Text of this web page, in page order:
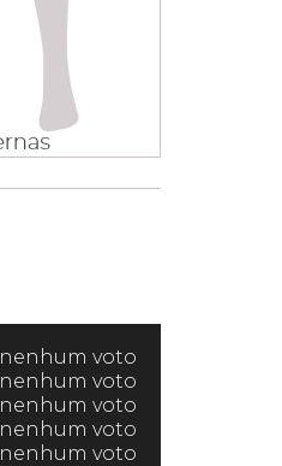
nenhum voto
nenhum voto
nenhum voto
nenhum voto
nenhum voto